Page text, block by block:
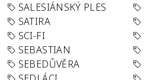
SALESIÁNSKÝ PLES
SATIRA
SCI-FI
SEBASTIAN
SEBEDŮVĚRA